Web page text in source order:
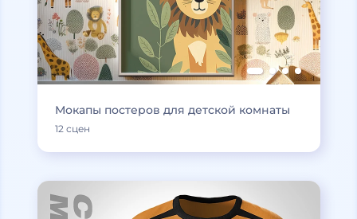
Мокапы постеров для детской комнаты
12 сцен